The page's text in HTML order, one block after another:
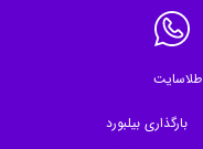
طلاسایت
بارگذاری بیلبورد